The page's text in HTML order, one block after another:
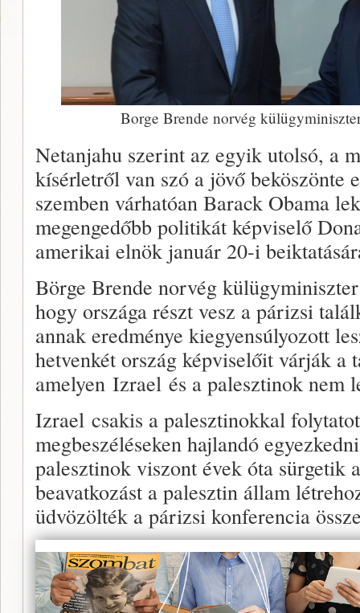
Borge Brende norvég
Netanjahu szerint az egyik utolsó, a
kísérletről van szó a jövő
szemben várhatóan Barack Obama
megengedőbb politikát képviselő
amerikai elnök január 20-i
Börge Brende norvég
hogy országa részt vesz a párizsi
annak eredménye kiegyensúlyozott
hetvenkét ország képviselőit várják a
amelyen Izrael és a palesztinok nem
Izrael csakis a palesztinokkal
megbeszéléseken hajlandó
palesztinok viszont évek óta sürgetik
beavatkozást a palesztin állam
üdvözölték a párizsi konferencia